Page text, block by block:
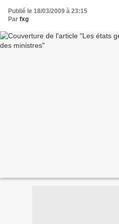
Publié le 18/03/2009 à 23:15
Par fxg